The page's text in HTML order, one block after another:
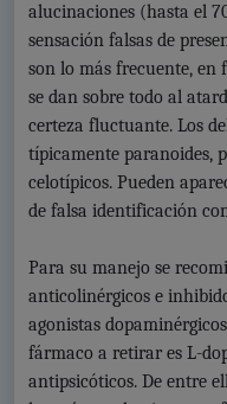
alucinaciones (hasta el
sensación falsas de
son lo más frecuente, en
se dan sobre todo al
certeza fluctuante. Los
típicamente paranoides,
celotípicos. Pueden
de falsa identificación
Para su manejo se
anticolinérgicos e
agonistas
fármaco a retirar es L-
antipsicóticos. De entre